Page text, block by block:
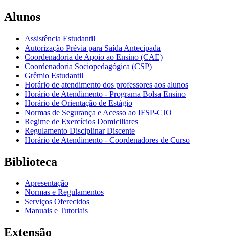
Alunos
Assistência Estudantil
Autorização Prévia para Saída Antecipada
Coordenadoria de Apoio ao Ensino (CAE)
Coordenadoria Sociopedagógica (CSP)
Grêmio Estudantil
Horário de atendimento dos professores aos alunos
Horário de Atendimento - Programa Bolsa Ensino
Horário de Orientação de Estágio
Normas de Segurança e Acesso ao IFSP-CJO
Regime de Exercícios Domiciliares
Regulamento Disciplinar Discente
Horário de Atendimento - Coordenadores de Curso
Biblioteca
Apresentação
Normas e Regulamentos
Serviços Oferecidos
Manuais e Tutoriais
Extensão